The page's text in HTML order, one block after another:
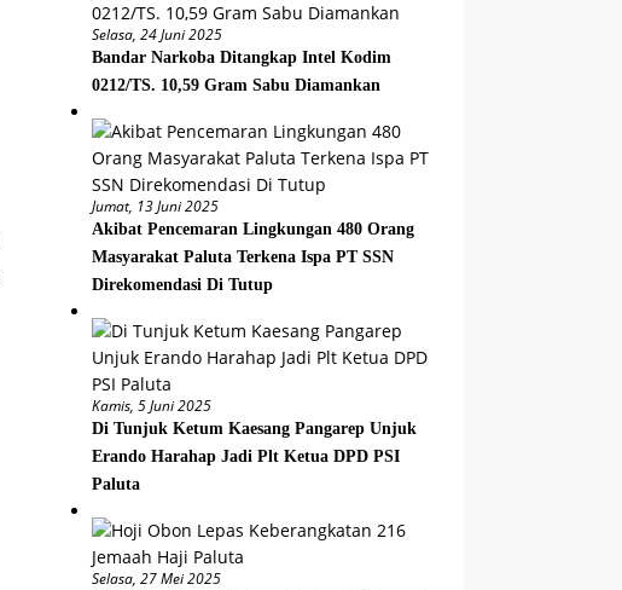
Selasa, 24 Juni 2025
Bandar Narkoba Ditangkap Intel Kodim
0212/TS. 10,59 Gram Sabu Diamankan
Jumat, 13 Juni 2025
Akibat Pencemaran Lingkungan 480 Orang
Masyarakat Paluta Terkena Ispa PT SSN
Direkomendasi Di Tutup
Kamis, 5 Juni 2025
Di Tunjuk Ketum Kaesang Pangarep Unjuk
Erando Harahap Jadi Plt Ketua DPD PSI
Paluta
Selasa, 27 Mei 2025